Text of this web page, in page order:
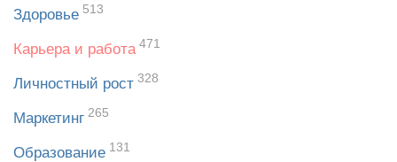
Здоровье 513
Карьера и работа 471
Личностный рост 328
Маркетинг 265
Образование 131